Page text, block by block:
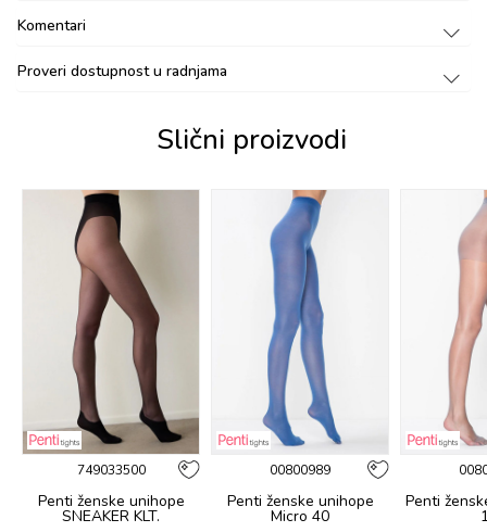
Komentari
Proveri dostupnost u radnjama
Slični proizvodi
749033500
Penti ženske unihope
SNEAKER KLT.
00800989
Penti ženske unihope
Micro 40
Penti